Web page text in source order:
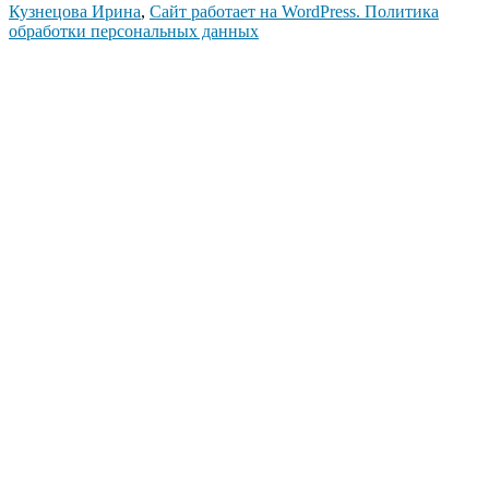
Кузнецова Ирина, Сайт работает на WordPress. Политика
обработки персональных данных